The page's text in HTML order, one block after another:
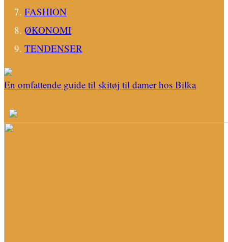
FASHION
ØKONOMI
TENDENSER
En omfattende guide til skitøj til damer hos Bilka